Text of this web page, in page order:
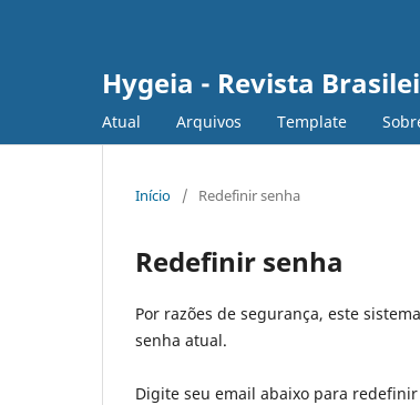
Hygeia - Revista
Atual Arquivos Template
Início / Redefinir senha
Redefinir senha
Por razões de segurança, este
senha atual.
Digite seu email abaixo para